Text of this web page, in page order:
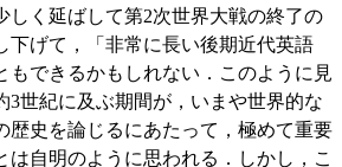
く延ばして第2次世界大戦の終了の
下げて，「非常に長い後期近代英語
もできるかもしれない．このように見
3世紀に及ぶ期間が，いまや世界的な
歴史を論じるにあたって，極めて重要
は自明のように思われる．しかし，こ